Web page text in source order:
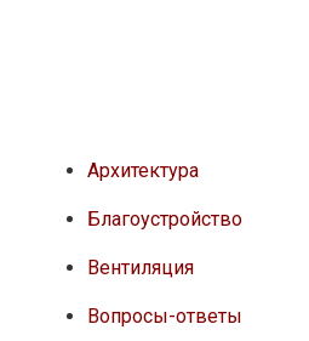
Архитектура
Благоустройство
Вентиляция
Вопросы-ответы